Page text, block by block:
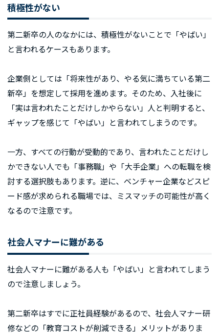
積極性がない
第二新卒の人のなかには、積極性がないことで「やばい」
と言われるケースもあります。
企業側としては「将来性があり、やる気に満ちている第二
新卒」を想定して採用を進めます。そのため、入社後に
「実は言われたことだけしかやらない」人と判明すると、
ギャップを感じて「やばい」と言われてしまうのです。
一方、すべての行動が受動的であり、言われたことだけし
かできない人でも「事務職」や「大手企業」への転職を検
討する選択肢もあります。逆に、ベンチャー企業などスピ
ード感が求められる職場では、ミスマッチの可能性が高く
なるので注意です。
社会人マナーに難がある
社会人マナーに難がある人も「やばい」と言われてしまう
ので注意しましょう。
第二新卒はすでに正社員経験があるので、社会人マナー研
修などの「教育コストが削減できる」メリットがありま